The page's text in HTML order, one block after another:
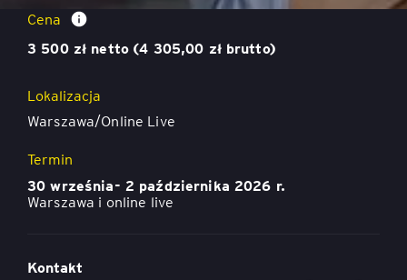
Cena
3 500 zł netto (4 305,00 zł brutto)
Lokalizacja
Warszawa/Online Live
Termin
30 września- 2 października 2026 r.
Warszawa i online live
Kontakt